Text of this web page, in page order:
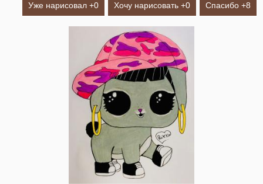
Уже нарисовал +0 Хочу нарисовать +0 Спасибо +8